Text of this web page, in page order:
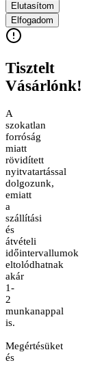
Elutasítom
Elfogadom
Tisztelt
Vásárlónk!
A
szokatlan
forróság
miatt
rövidített
nyitvatartással
dolgozunk,
emiatt
a
szállítási
és
átvételi
időintervallumok
eltolódhatnak
akár
1-
2
munkanappal
is.
Megértésüket
és